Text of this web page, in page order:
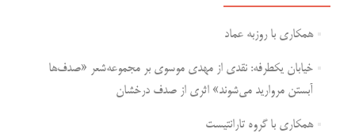
همکاری با روزبه عماد
خیابان یکطرفه: نقدی از مهدی موسوی بر مجموعه‌شعر «صدف‌ها
آبستن مروارید می‌شوند» اثری از صدف درخشان
همکاری با گروه تارانتیست